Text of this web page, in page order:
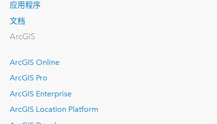
应用程序
文档
ArcGIS
ArcGIS Online
ArcGIS Pro
ArcGIS Enterprise
ArcGIS Location Platform